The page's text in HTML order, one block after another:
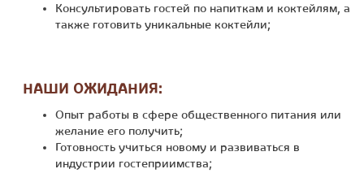
Консультировать гостей по напиткам и коктейлям, а
также готовить уникальные коктейли;
НАШИ ОЖИДАНИЯ:
Опыт работы в сфере общественного питания или
желание его получить;
Готовность учиться новому и развиваться в
индустрии гостеприимства;